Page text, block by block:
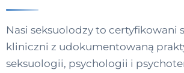
Nasi seksuolodzy to certyfikowani
kliniczni z udokumentowaną
seksuologii, psychologii i